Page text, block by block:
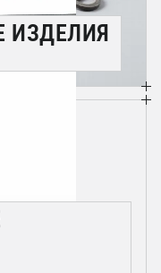
ИЗДЕЛИЯ